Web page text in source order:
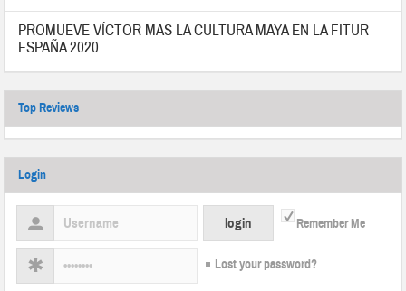
PROMUEVE VÍCTOR MAS LA CULTURA MAYA EN LA FITUR
ESPAÑA 2020
Top Reviews
Login
Remember Me
Lost your password?